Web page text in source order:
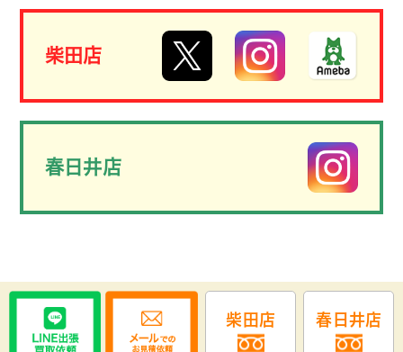
柴田店
春日井店
柴田店 春日井店